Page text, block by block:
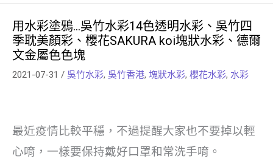
用水彩塗鴉…吳竹水彩14色透明水彩、吳竹四
季耽美顏彩、櫻花SAKURA koi塊狀水彩、德爾
文金屬色色塊
2021-07-31 / 吳竹水彩, 吳竹香港, 塊狀水彩, 櫻花水彩, 水彩
最近疫情比較平穩，不過提醒大家也不要掉以輕
心唷，一樣要保持戴好口罩和常洗手唷。